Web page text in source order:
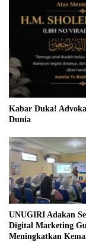
Kabar Duka!
Dunia
UNUGIRI Adakan
Digital Marketing
Meningkatkan